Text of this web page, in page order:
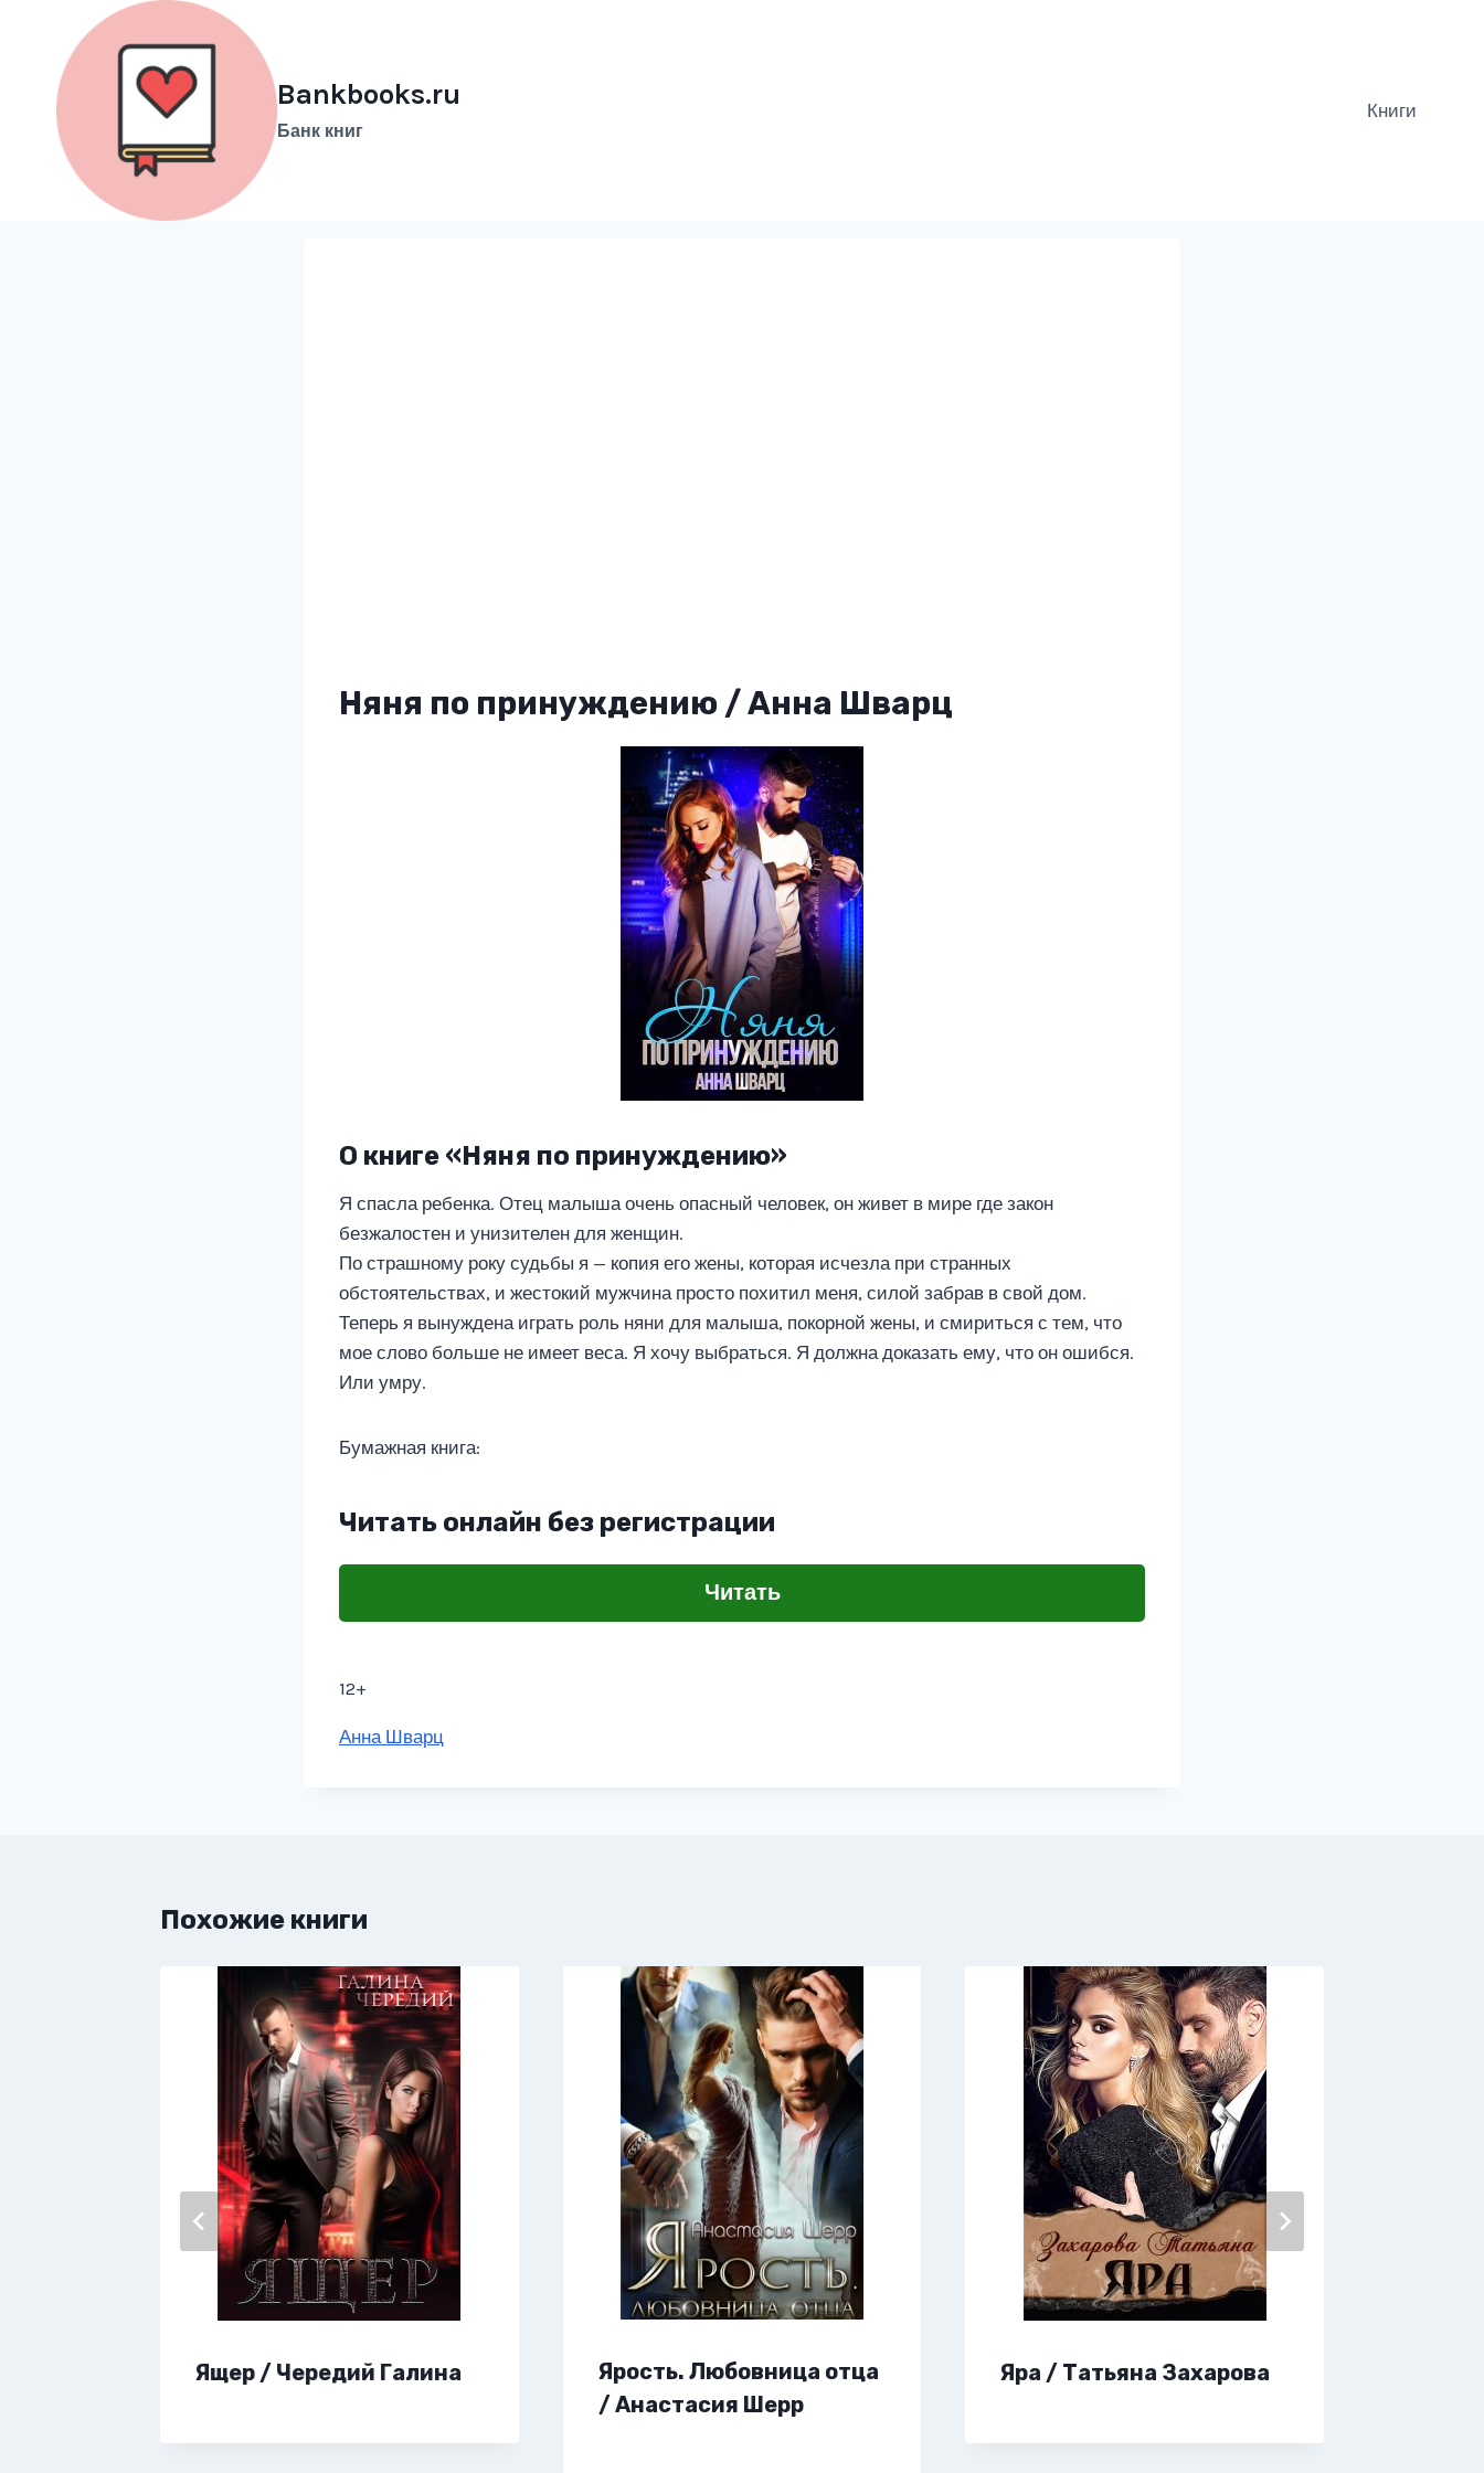
содержимому
Bankbooks.ru
Банк книг
Книги
Няня по принуждению / Анна Шварц
О книге «Няня по принуждению»
Я спасла ребенка. Отец малыша очень опасный человек, он живет в мире где закон
безжалостен и унизителен для женщин.
По страшному року судьбы я — копия его жены, которая исчезла при странных
обстоятельствах, и жестокий мужчина просто похитил меня, силой забрав в свой дом.
Теперь я вынуждена играть роль няни для малыша, покорной жены, и смириться с тем, что
мое слово больше не имеет веса. Я хочу выбраться. Я должна доказать ему, что он ошибся.
Или умру.
Бумажная книга:
Читать онлайн без регистрации
Читать
12+
Метки
Анна Шварц
Похожие книги
Ящер / Чередий Галина
Ярость. Любовница отца
/ Анастасия Шерр
Яра / Татьяна Захарова